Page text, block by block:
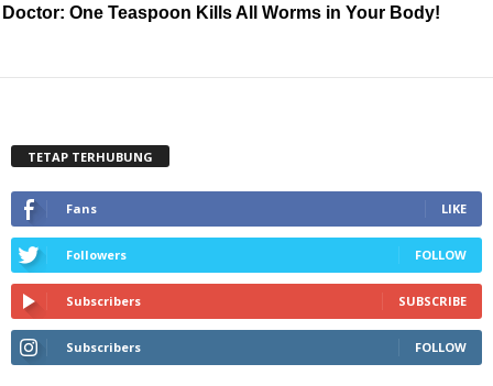
Doctor: One Teaspoon Kills All Worms in Your Body!
TETAP TERHUBUNG
Fans LIKE
Followers FOLLOW
Subscribers SUBSCRIBE
Subscribers FOLLOW